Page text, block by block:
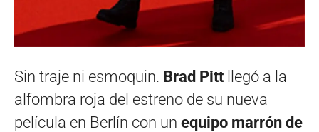
Sin traje ni esmoquin. Brad Pitt llegó a la
alfombra roja del estreno de su nueva
película en Berlín con un equipo marrón de